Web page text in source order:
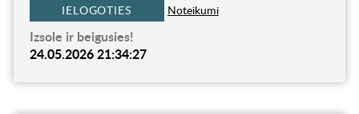
IELOGOTIES Noteikumi
Izsole ir beigusies!
24.05.2026 21:34:27